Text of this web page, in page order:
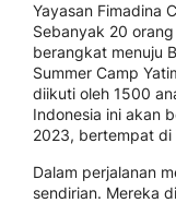
Yayasan Fimadina
Sebanyak 20
berangkat menuju
Summer Camp
diikuti oleh 1500
Indonesia ini akan
2023, bertempat di
Dalam perjalanan
sendirian. Mereka